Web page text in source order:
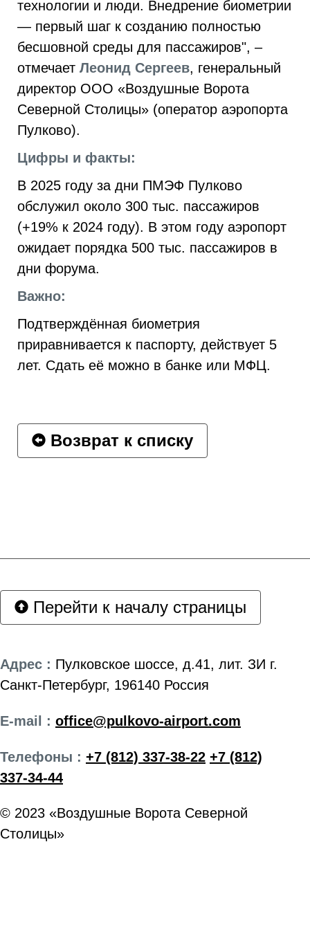
технологии и люди. Внедрение биометрии
— первый шаг к созданию полностью
бесшовной среды для пассажиров", –
отмечает Леонид Сергеев, генеральный
директор ООО «Воздушные Ворота
Северной Столицы» (оператор аэропорта
Пулково).
Цифры и факты:
В 2025 году за дни ПМЭФ Пулково
обслужил около 300 тыс. пассажиров
(+19% к 2024 году). В этом году аэропорт
ожидает порядка 500 тыс. пассажиров в
дни форума.
Важно:
Подтверждённая биометрия
приравнивается к паспорту, действует 5
лет. Сдать её можно в банке или МФЦ.
Возврат к списку
Перейти к началу страницы
Адрес : Пулковское шоссе, д.41, лит. ЗИ г.
Санкт-Петербург, 196140 Россия
E-mail : office@pulkovo-airport.com
Телефоны : +7 (812) 337-38-22 +7 (812)
337-34-44
© 2023 «Воздушные Ворота Северной
Столицы»